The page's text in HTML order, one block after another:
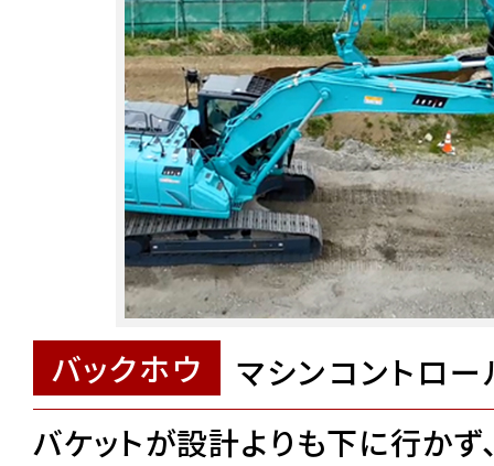
バックホウ
マシンコントロ
バケットが設計よりも下に行かず